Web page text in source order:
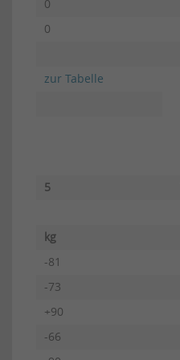
0
0
zur Tabelle
5
kg
-81
-73
+90
-66